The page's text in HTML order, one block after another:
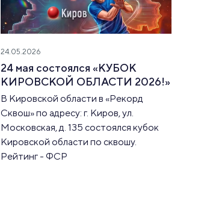
24.05.2026
24 мая состоялся «КУБОК
КИРОВСКОЙ ОБЛАСТИ 2026!»
В Кировской области в «Рекорд
Сквош» по адресу: г. Киров, ул.
Московская, д. 135 состоялся кубок
Кировской области по сквошу.
Рейтинг - ФСР